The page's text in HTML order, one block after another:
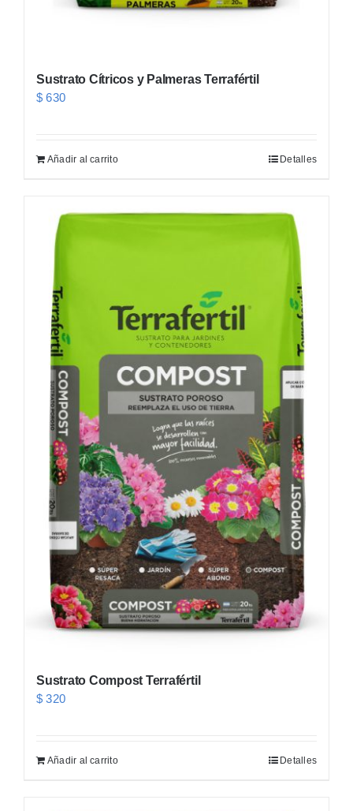
Sustrato Cítricos y Palmeras Terrafértil
$ 630
Añadir al carrito Detalles
Sustrato Compost Terrafértil
$ 320
Añadir al carrito Detalles